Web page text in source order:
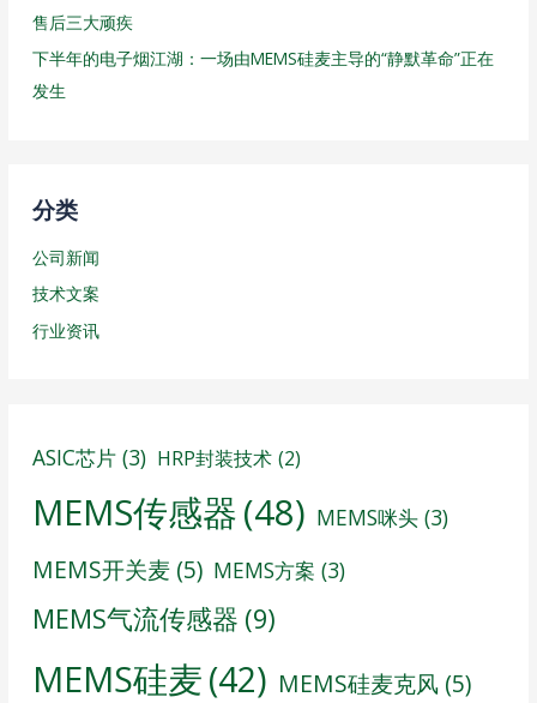
售后三大顽疾
下半年的电子烟江湖：一场由MEMS硅麦主导的“静默革命”正在
发生
分类
公司新闻
技术文案
行业资讯
ASIC芯片 (3) HRP封装技术 (2)
MEMS传感器(48) MEMS咪头 (3)
MEMS开关麦 (5) MEMS方案 (3)
MEMS气流传感器 (9)
MEMS硅麦(42) MEMS硅麦克风 (5)